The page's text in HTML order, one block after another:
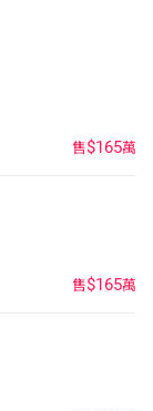
售$165萬
售$165萬